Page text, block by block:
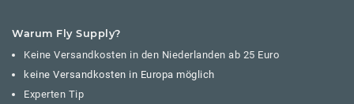
Warum Fly Supply?
Keine Versandkosten in den Niederlanden ab 25 Euro
keine Versandkosten in Europa möglich
Experten Tip